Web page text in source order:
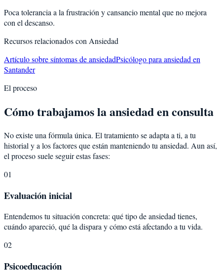
Poca tolerancia a la frustración y cansancio mental que no mejora
con el descanso.
Recursos relacionados con Ansiedad
Artículo sobre síntomas de ansiedadPsicólogo para ansiedad en
Santander
El proceso
Cómo trabajamos la ansiedad en consulta
No existe una fórmula única. El tratamiento se adapta a ti, a tu
historial y a los factores que están manteniendo tu ansiedad. Aun así,
el proceso suele seguir estas fases:
01
Evaluación inicial
Entendemos tu situación concreta: qué tipo de ansiedad tienes,
cuándo apareció, qué la dispara y cómo está afectando a tu vida.
02
Psicoeducación